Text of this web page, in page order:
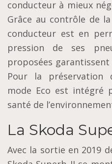
conducteur à mieux
Grâce au contrôle de
conducteur est en
pression de ses
proposées
Pour la préservation
mode Eco est intégré
santé de
La Skoda
Avec la sortie en 2019